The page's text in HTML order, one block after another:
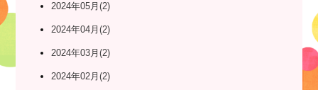
2024年05月(2)
2024年04月(2)
2024年03月(2)
2024年02月(2)